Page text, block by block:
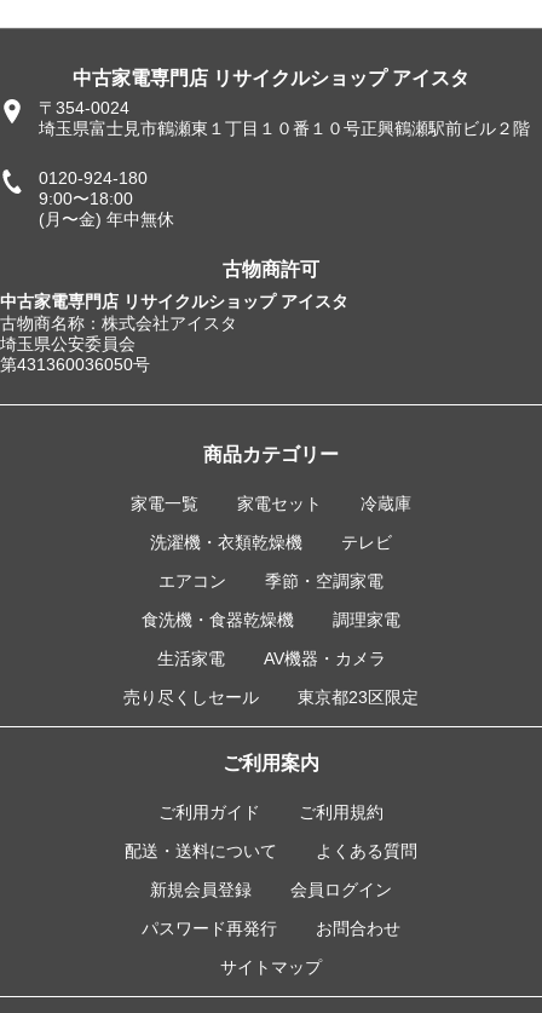
中古家電専門店 リサイクルショップ アイスタ
〒354-0024
埼玉県富士見市鶴瀬東１丁目１０番１０号正興鶴瀬駅前ビル２階
0120-924-180
9:00〜18:00
(月〜金) 年中無休
古物商許可
中古家電専門店 リサイクルショップ アイスタ
古物商名称：株式会社アイスタ
埼玉県公安委員会
第431360036050号
商品カテゴリー
家電一覧 家電セット
冷蔵庫
洗濯機・衣類乾燥機
テレビ
エアコン
季節・空調家電
食洗機・食器乾燥機
調理家電
生活家電
AV機器・カメラ
売り尽くしセール
東京都23区限定
ご利用案内
ご利用ガイド
ご利用規約
配送・送料について
よくある質問
新規会員登録
会員ログイン
パスワード再発行
お問合わせ
サイトマップ